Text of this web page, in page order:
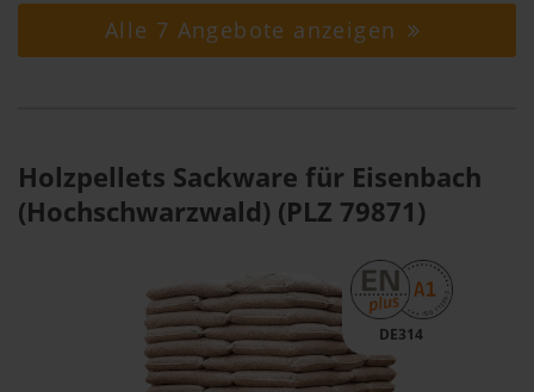
Alle 7 Angebote anzeigen
Holzpellets Sackware für Eisenbach
(Hochschwarzwald) (PLZ 79871)
DE314